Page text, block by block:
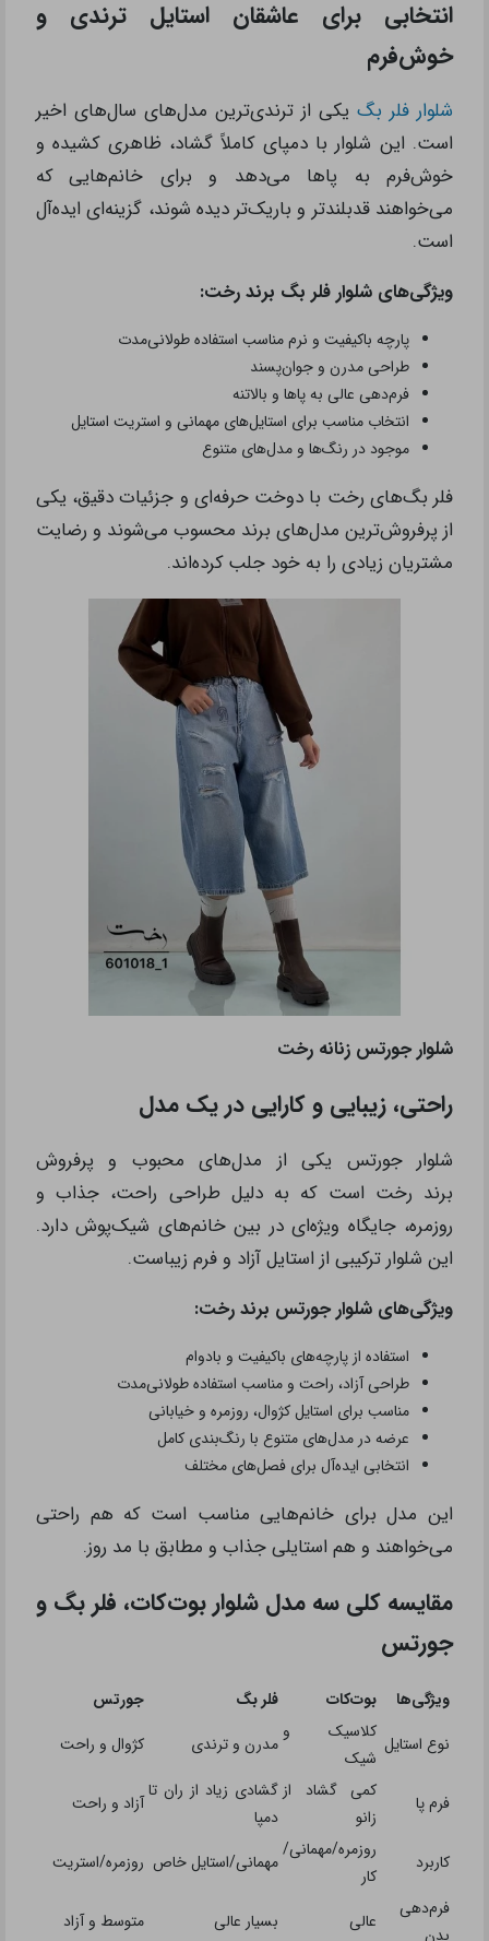
انتخابی برای عاشقان استایل ترندی و
خوش‌فرم
شلوار فلر بگ یکی از ترندی‌ترین مدل‌های سال‌های اخیر
است. این شلوار با دمپای کاملاً گشاد، ظاهری کشیده و
خوش‌فرم به پاها می‌دهد و برای خانم‌هایی که
می‌خواهند قدبلندتر و باریک‌تر دیده شوند، گزینه‌ای ایده‌آل
است.
ویژگی‌های شلوار فلر بگ برند رخت:
پارچه باکیفیت و نرم مناسب استفاده طولانی‌مدت
طراحی مدرن و جوان‌پسند
فرم‌دهی عالی به پاها و بالا‌تنه
انتخاب مناسب برای استایل‌های مهمانی و استریت استایل
موجود در رنگ‌ها و مدل‌های متنوع
فلر بگ‌های رخت با دوخت حرفه‌ای و جزئیات دقیق، یکی
از پرفروش‌ترین مدل‌های برند محسوب می‌شوند و رضایت
مشتریان زیادی را به خود جلب کرده‌اند.
شلوار جورتس زنانه رخت
راحتی، زیبایی و کارایی در یک مدل
شلوار جورتس یکی از مدل‌های محبوب و پرفروش
برند رخت است که به دلیل طراحی راحت، جذاب و
روزمره، جایگاه ویژه‌ای در بین خانم‌های شیک‌پوش دارد.
این شلوار ترکیبی از استایل آزاد و فرم زیباست.
ویژگی‌های شلوار جورتس برند رخت:
استفاده از پارچه‌های باکیفیت و بادوام
طراحی آزاد، راحت و مناسب استفاده طولانی‌مدت
مناسب برای استایل کژوال، روزمره و خیابانی
عرضه در مدل‌های متنوع با رنگ‌بندی کامل
انتخابی ایده‌آل برای فصل‌های مختلف
این مدل برای خانم‌هایی مناسب است که هم راحتی
می‌خواهند و هم استایلی جذاب و مطابق با مد روز.
مقایسه کلی سه مدل شلوار بوت‌کات، فلر بگ و
جورتس
ویژگی‌ها بوت‌کات فلر بگ
جورتس
نوع استایل
کلاسیک و
شیک
مدرن و ترندی کژوال و راحت
فرم پا
کمی گشاد از
زانو
گشادی زیاد از ران تا
دمپا
آزاد و راحت
کاربرد
روزمره/مهمانی/
کار
مهمانی/استایل خاص روزمره/استریت
فرم‌دهی
بدن
عالی بسیار عالی متوسط و آزاد